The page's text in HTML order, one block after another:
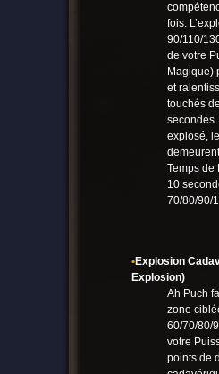
fois.
90/110/
de votre
Magique)
et
touchés
explosé,
Temps de
10
70/80/90/
•Explosion
Explosion)
Ah Puch
zone
60/70/80/
votre
points de